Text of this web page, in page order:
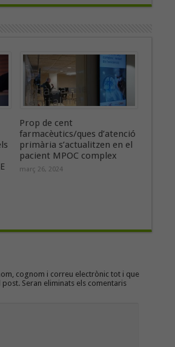
Prop de cent
farmacèutics/ques d’atenció
primària s’actualitzen en el
pacient MPOC complex
març 26, 2024
cognom i correu electrònic tot i que
Seran eliminats els comentaris